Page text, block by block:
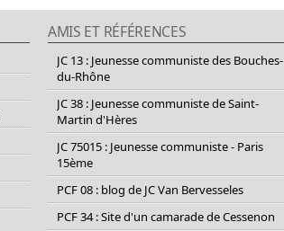
AMIS ET RÉFÉRENCES
JC 13 : Jeunesse communiste des Bouches-
du-Rhône
JC 38 : Jeunesse communiste de Saint-
Martin d'Hères
JC 75015 : Jeunesse communiste - Paris
15ème
PCF 08 : blog de JC Van Bervesseles
PCF 34 : Site d'un camarade de Cessenon